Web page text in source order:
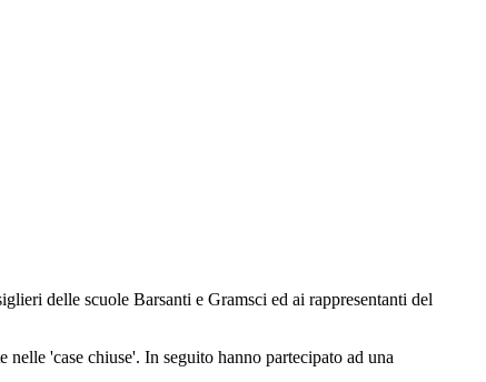
delle scuole Barsanti e Gramsci ed ai rappresentanti del
'case chiuse'. In seguito hanno partecipato ad una